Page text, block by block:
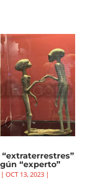
“experto”
OCT 13, 2023|